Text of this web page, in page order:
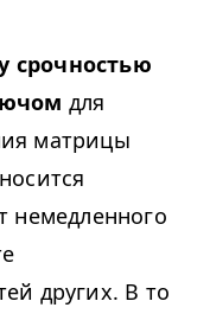
срочностью
для
матрицы
немедленного
других. В то